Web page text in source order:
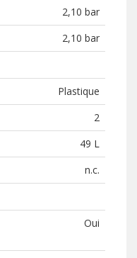
2,10 bar
2,10 bar
Plastique
2
49 L
n.c.
Oui